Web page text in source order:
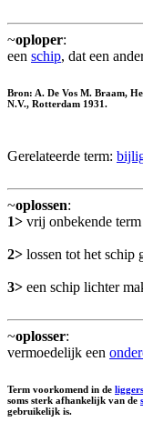
~oploper:
een schip, dat een
Bron: A. De Vos M. Braam,
N.V., Rotterdam 1931.
Gerelateerde term:
~oplossen:
1> vrij onbekende
2> lossen tot het schip
3> een schip lichter
~oplosser:
vermoedelijk een
Term voorkomend in de liggers
soms sterk afhankelijk van de
gebruikelijk is.